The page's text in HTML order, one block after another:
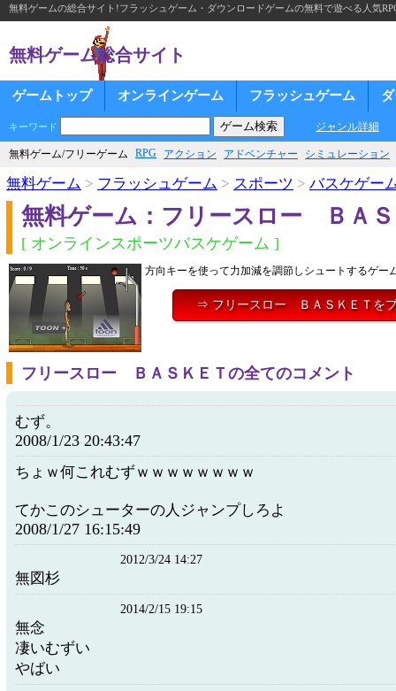
無料ゲームの総合サイト!フラッシュゲーム・ダウンロードゲームの無料で遊べる人気
無料ゲーム総合サイト
ゲームトップ オンラインゲーム フラッシュゲーム
キーワード ジャンル詳細
無料ゲーム/フリーゲーム RPG アクション アドベンチャー シミュレーション
無料ゲーム > フラッシュゲーム > スポーツ > バスケゲー
無料ゲーム：フリースロー ＢＡ
[ オンラインスポーツバスケゲーム ]
方向キーを使って力加減を調節しシュートするゲー
⇒ フリースロー ＢＡＳＫＥＴを
フリースロー ＢＡＳＫＥＴの全てのコメント
むず。
2008/1/23 20:43:47
ちょｗ何これむずｗｗｗｗｗｗｗｗ
てかこのシューターの人ジャンプしろよ
2008/1/27 16:15:49
2012/3/24 14:27
無図杉
2014/2/15 19:15
無念
凄いむずい
やばい